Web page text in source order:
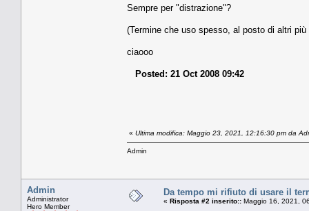
Sempre per "distrazione"?
(Termine che uso spesso, al posto di altri
ciaooo
Posted: 21 Oct 2008 09:42
« Ultima modifica: Maggio 23, 2021, 12:16:30 pm da
Admin
Admin
Administrator
Hero Member
Da tempo mi rifiuto di usare il
« Risposta #2 inserito:: Maggio 16, 2021,